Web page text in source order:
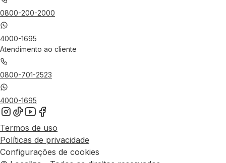
0800-200-2000
4000-1695
Atendimento ao cliente
0800-701-2523
4000-1695
Termos de uso
Políticas de privacidade
Configurações de cookies